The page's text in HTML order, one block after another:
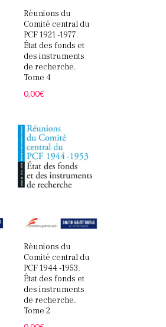
panier est vide.
Retourner à la
librairie
Réunions du
Comité central du
PCF 1921 -1977.
État des fonds et
des instruments
de recherche.
Tome 4
0,00€
Réunions du
Comité central du
PCF 1944 -1953.
État des fonds et
des instruments
de recherche.
Tome 2